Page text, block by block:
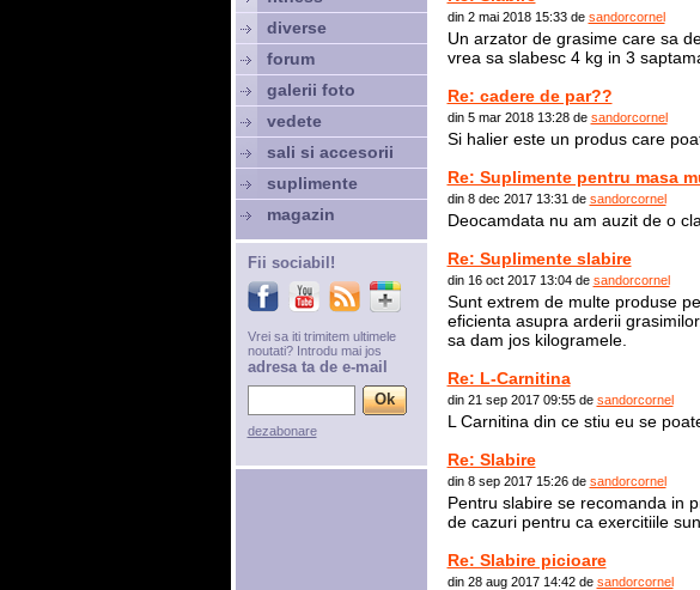
din 2 mai 2018 15:33 de sandorcornel
Un arzator de grasime care sa
vrea sa slabesc 4 kg in 3
Re: cadere de par??
din 5 mar 2018 13:28 de sandorcornel
Si halier este un produs care
Re: Suplimente pentru masa
din 8 dec 2017 13:31 de sandorcornel
Deocamdata nu am auzit de o
Re: Suplimente slabire
din 16 oct 2017 13:04 de sandorcornel
Sunt extrem de multe produse
eficienta asupra arderii
sa dam jos kilogramele.
Re: L-Carnitina
din 21 sep 2017 09:55 de sandorcornel
L Carnitina din ce stiu eu se
Re: Slabire
din 8 sep 2017 15:26 de sandorcornel
Pentru slabire se recomanda in
de cazuri pentru ca exercitiile
Re: Slabire picioare
din 28 aug 2017 14:42 de sandorcornel
diverse
forum
galerii foto
vedete
sali si accesorii
suplimente
magazin
Fii sociabil!
Vrei sa iti trimitem ultimele
noutati? Introdu mai jos
adresa ta de e-mail
dezabonare